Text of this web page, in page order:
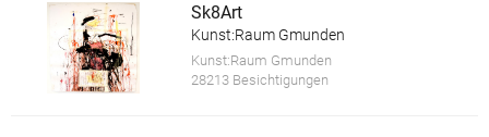
Sk8Art
Kunst:Raum Gmunden
Kunst:Raum Gmunden
28213 Besichtigungen